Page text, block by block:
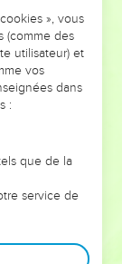
LES
les erreurs
même que ce
responsables
leurs erreurs
», vous
(comme des
utilisateur) et
vos
dans
:
que de la
service de